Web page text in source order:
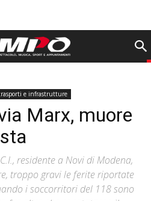
e infrastrutture
Marx, muore
residente a Novi di Modena,
troppo gravi le ferite riportate
i soccorritori del 118 sono